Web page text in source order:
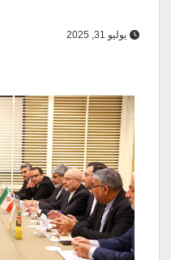
يوليو 31, 2025